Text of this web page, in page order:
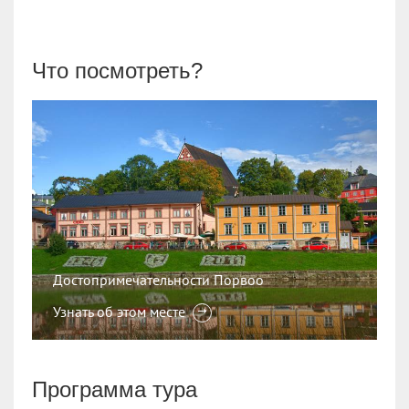
Что посмотреть?
Достопримечательности Порвоо
Узнать об этом месте
Программа тура